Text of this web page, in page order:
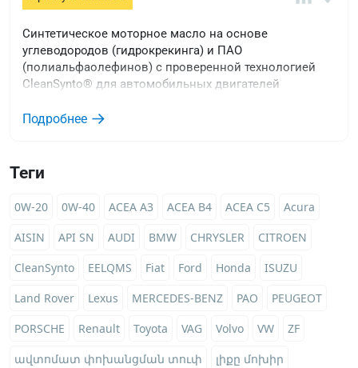
Теги
0W-20 0W-40 ACEA A3 ACEA B4 ACEA C5
Acura
AISIN
API SN AUDI BMW CHRYSLER
CITROEN
CleanSynto
EELQMS Fiat Ford Honda
ISUZU
Land Rover
Lexus MERCEDES-BENZ PAO
PEUGEOT
PORSCHE
Renault Toyota VAG Volvo VW
ZF
ավտոմատ փոխանցման տուփ
լիքը մոխիր
Синтетическое моторное масло на основе
углеводородов (гидрокрекинга) и ПАО
(полиальфаолефинов) с проверенной технологией
CleanSynto® для автомобильных двигателей
непосредственным впрыском.
Подробнее